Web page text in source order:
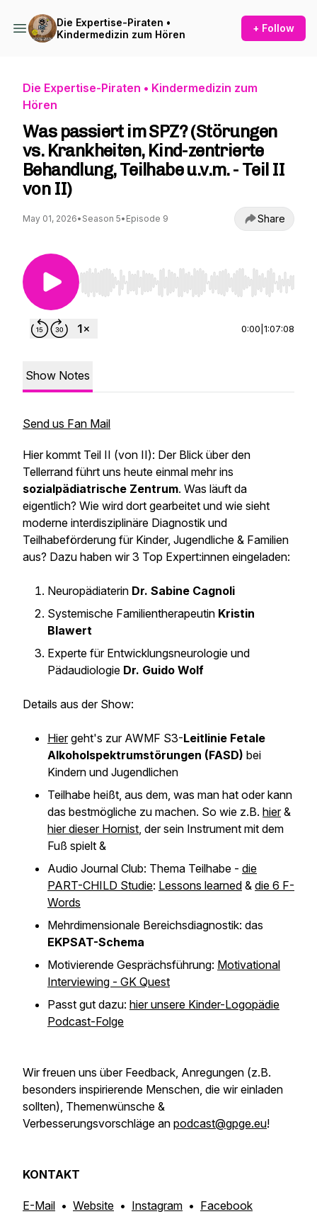
Die Expertise-Piraten •
Kindermedizin zum Hören
+ Follow
Die Expertise-Piraten • Kindermedizin zum
Hören
Was passiert im SPZ? (Störungen
vs. Krankheiten, Kind-zentrierte
Behandlung, Teilhabe u.v.m. - Teil II
von II)
May 01, 2026• Season 5• Episode 9 Share
Use Left/Right to seek, Home/End to jump to
0:00 1:07:08
Show Notes
Send us Fan Mail
Hier kommt Teil II (von II): Der Blick über den
Tellerrand führt uns heute einmal mehr ins
sozialpädiatrische Zentrum. Was läuft da
eigentlich? Wie wird dort gearbeitet und wie sieht
moderne interdisziplinäre Diagnostik und
Teilhabeförderung für Kinder, Jugendliche & Familien
aus? Dazu haben wir 3 Top Expert:innen eingeladen:
Neuropädiaterin Dr. Sabine Cagnoli
Systemische Familientherapeutin Kristin
Blawert
Experte für Entwicklungsneurologie und
Pädaudiologie Dr. Guido Wolf
Details aus der Show:
Hiergeht's zur AWMF S3-Leitlinie Fetale
Alkoholspektrumstörungen (FASD) bei
Kindern und Jugendlichen
Teilhabe heißt, aus dem, was man hat oder kann
das bestmögliche zu machen. So wie z.B. hier&
hier dieser Hornist, der sein Instrument mit dem
Fuß spielt &
Audio Journal Club: Thema Teilhabe - die
PART-CHILD Studie: Lessons learned & die 6 F-
Words
Mehrdimensionale Bereichsdiagnostik: das
EKPSAT-Schema
Motivierende Gesprächsführung: Motivational
Interviewing - GK Quest
Passt gut dazu: hier unsere Kinder-Logopädie
Podcast-Folge
Wir freuen uns über Feedback, Anregungen (z.B.
besonders inspirierende Menschen, die wir einladen
sollten), Themenwünsche &
Verbesserungsvorschläge an podcast@gpge.eu!
KONTAKT
E-Mail • Website • Instagram • Facebook